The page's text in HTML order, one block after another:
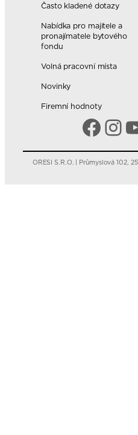
Často kladené dotazy
Nabídka pro majitele a
pronajímatele bytového
fondu
Volná pracovní místa
Novinky
Firemní hodnoty
ORESI S.R.O. | Průmyslová 102,